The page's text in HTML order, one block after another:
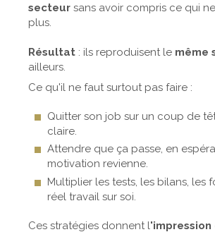
secteur sans avoir compris ce qui
plus.
Résultat : ils reproduisent le même
ailleurs.
Ce qu'il ne faut surtout pas faire :
Quitter son job sur un coup de
claire.
Attendre que ça passe, en
motivation revienne.
Multiplier les tests, les bilans, les
réel travail sur soi.
Ces stratégies donnent l'impression